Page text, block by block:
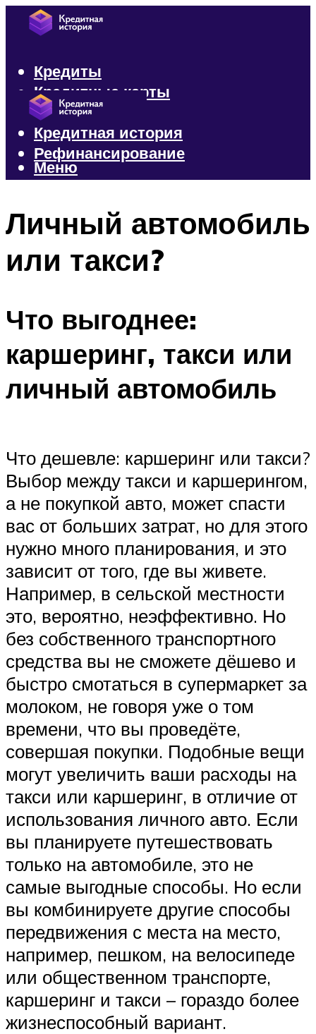
Кредиты
Кредитные карты
Микрозаймы
Кредитная история
Рефинансирование
Меню
Личный автомобиль
или такси?
Что выгоднее:
каршеринг, такси или
личный автомобиль
Что дешевле: каршеринг или такси?
Выбор между такси и каршерингом,
а не покупкой авто, может спасти
вас от больших затрат, но для этого
нужно много планирования, и это
зависит от того, где вы живете.
Например, в сельской местности
это, вероятно, неэффективно. Но
без собственного транспортного
средства вы не сможете дёшево и
быстро смотаться в супермаркет за
молоком, не говоря уже о том
времени, что вы проведёте,
совершая покупки. Подобные вещи
могут увеличить ваши расходы на
такси или каршеринг, в отличие от
использования личного авто. Если
вы планируете путешествовать
только на автомобиле, это не
самые выгодные способы. Но если
вы комбинируете другие способы
передвижения с места на место,
например, пешком, на велосипеде
или общественном транспорте,
каршеринг и такси – гораздо более
жизнеспособный вариант.